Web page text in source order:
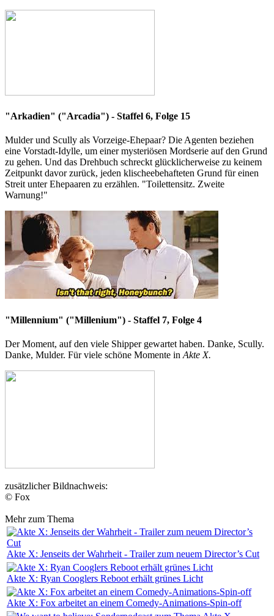
"Arkadien" ("Arcadia") - Staffel 6, Folge 15
Mulder und Scully als Vorzeige-Ehepaar? Die Agenten beziehen
eine Vorstadt-Idylle, um einer mysteriösen Mordserie auf den Grund
zu gehen. Und das Drehbuch schreckt glücklicherweise zu keinem
Zeitpunkt davor zurück, jeden klischeebehafteten Grund für einen
Streit unter Ehepaaren zu erzählen. "Toilettensitz. Zweite
Warnung!"
"Millennium" ("Millenium") - Staffel 7, Folge 4
Der Moment, auf den viele Shipper gewartet haben. Danke, Scully.
Danke, Mulder. Für viele schöne Momente in Akte X.
zusätzlicher Bildnachweis:
© Fox
Mehr zum Thema
Akte X: Jenseits der Wahrheit - Trailer zum neuem Director’s Cut
Akte X: Ryan Cooglers Reboot erhält grünes Licht
Akte X: Fox arbeitet an einem Comedy-Animations-Spin-off